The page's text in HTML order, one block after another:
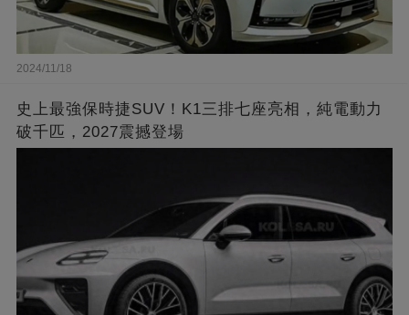
2024/11/18
史上最強保時捷SUV！K1三排七座亮相，純電動力
破千匹，2027震撼登場